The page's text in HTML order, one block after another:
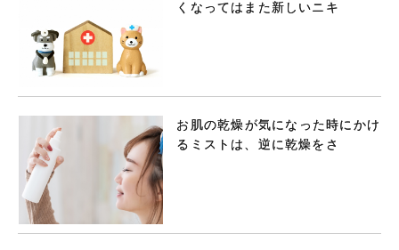
くなってはまた新しいニキ
お肌の乾燥が気になった時にかけ
るミストは、逆に乾燥をさ